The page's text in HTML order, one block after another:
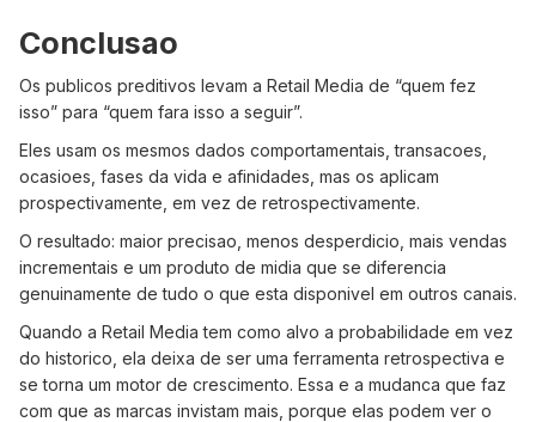
Conclusao
Os publicos preditivos levam a Retail Media de “quem fez
isso” para “quem fara isso a seguir”.
Eles usam os mesmos dados comportamentais, transacoes,
ocasioes, fases da vida e afinidades, mas os aplicam
prospectivamente, em vez de retrospectivamente.
O resultado: maior precisao, menos desperdicio, mais vendas
incrementais e um produto de midia que se diferencia
genuinamente de tudo o que esta disponivel em outros canais.
Quando a Retail Media tem como alvo a probabilidade em vez
do historico, ela deixa de ser uma ferramenta retrospectiva e
se torna um motor de crescimento. Essa e a mudanca que faz
com que as marcas invistam mais, porque elas podem ver o